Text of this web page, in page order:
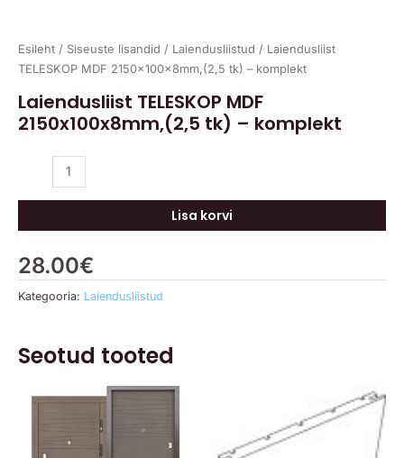
Esileht / Siseuste lisandid / Laiendusliistud / Laiendusliist
TELESKOP MDF 2150x100x8mm,(2,5 tk) – komplekt
Laiendusliist TELESKOP MDF
2150x100x8mm,(2,5 tk) – komplekt
28.00€
Lisa korvi
Kategooria: Laiendusliistud
Seotud tooted